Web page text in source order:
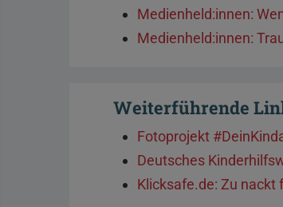
Medienheld:innen:
Medienheld:innen:
Weiterführende
Fotoprojekt
Deutsches
Klicksafe.de: Zu nackt